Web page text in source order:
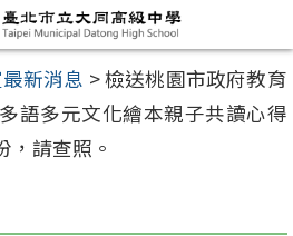
新消息 >檢送桃園市政府教育
語多元文化繪本親子共讀心得
，請查照。